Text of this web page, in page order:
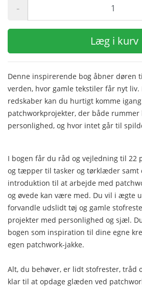
-
Læg i kurv
Denne inspirerende bog åbner døren
verden, hvor gamle tekstiler får nyt liv.
redskaber kan du hurtigt komme
patchworkprojekter, der både rummer
personlighed, og hvor intet går til
I bogen får du råd og vejledning til 22
og tæpper til tasker og tørklæder samt
introduktion til at arbejde med
og øvede kan være med. Du vil i ægte
forvandle udslidt tøj og gamle
projekter med personlighed og sjæl.
bogen som inspiration til dine egne
egen patchwork-jakke.
Alt, du behøver, er lidt stofrester, tråd
klar til at opdage glæden ved